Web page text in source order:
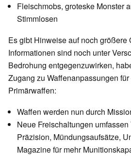
Fleischmobs, groteske Monster
Stimmlosen
Es gibt Hinweise auf noch größere
Informationen sind noch unter
Bedrohung entgegenzuwirken,
Zugang zu Waffenanpassungen
Primärwaffen:
Waffen werden nun durch
Neue Freischaltungen
Präzision, Mündungsaufsätze,
Magazine für mehr